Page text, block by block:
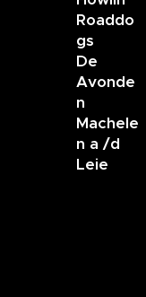
Roaddo
gs
De
Avonde
n
Machele
n a /d
Leie